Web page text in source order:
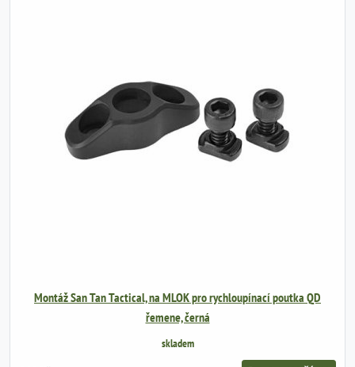
Montáž San Tan Tactical, na MLOK pro rychloupínací poutka QD
řemene, černá
skladem